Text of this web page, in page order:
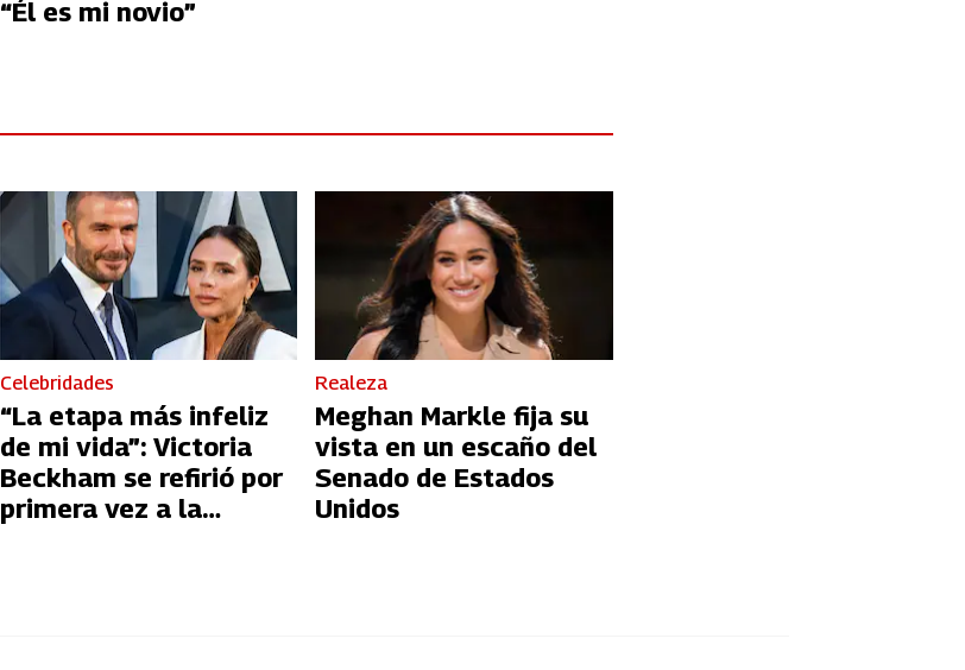
“Él es mi novio”
Celebridades
“La etapa más infeliz
de mi vida”: Victoria
Beckham se refirió por
primera vez a la
Realeza
Meghan Markle fija su
vista en un escaño del
Senado de Estados
Unidos